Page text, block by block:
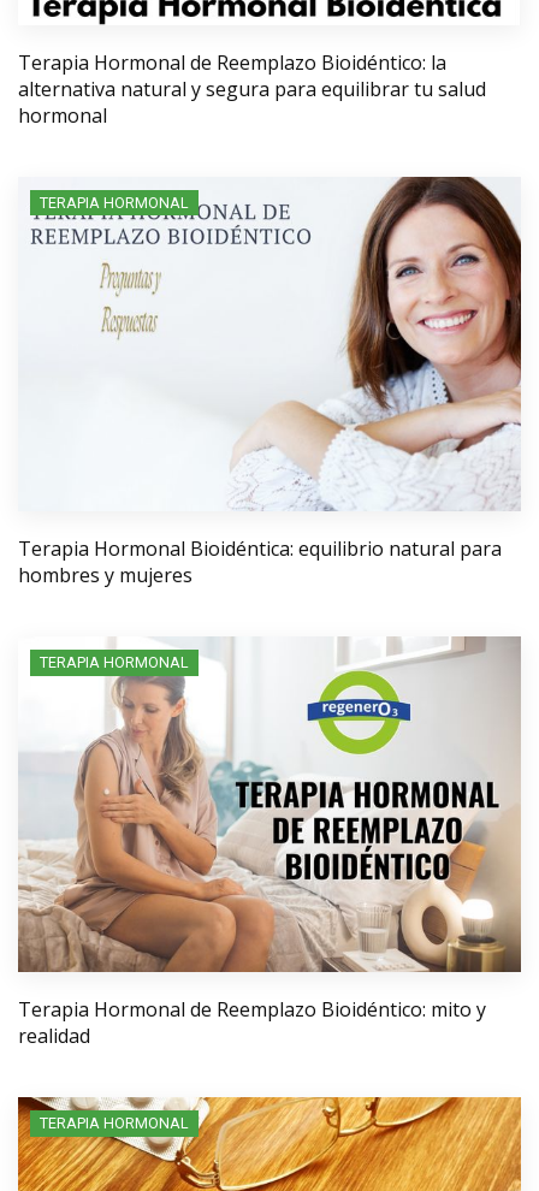
Terapia Hormonal de Reemplazo Bioidéntico: la
alternativa natural y segura para equilibrar tu salud
hormonal
TERAPIA HORMONAL
Terapia Hormonal Bioidéntica: equilibrio natural para
hombres y mujeres
TERAPIA HORMONAL
Terapia Hormonal de Reemplazo Bioidéntico: mito y
realidad
TERAPIA HORMONAL